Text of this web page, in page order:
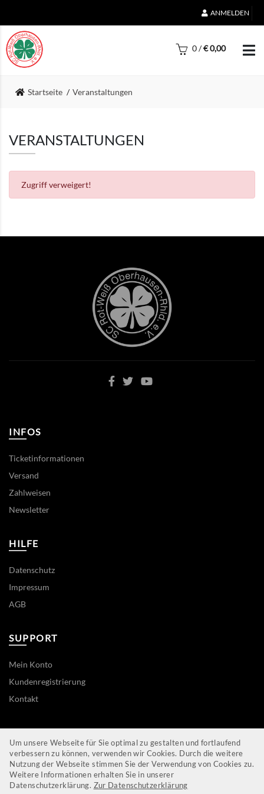
ANMELDEN
0/€0,00
Startseite Veranstaltungen
VERANSTALTUNGEN
Zugriff verweigert!
INFOS
Ticketinformationen
Versand
Zahlweisen
Newsletter
HILFE
Datenschutz
Impressum
AGB
SUPPORT
Mein Konto
Kundenregistrierung
Kontakt
ZAHLWEISEN
Um unsere Webseite für Sie optimal zu gestalten und fortlaufend
verbessern zu können, verwenden wir Cookies. Durch die weitere
Nutzung der Webseite stimmen Sie der Verwendung von Cookies zu.
Weitere Informationen erhalten Sie in unserer
Datenschutzerklärung. Zur Datenschutzerklärung